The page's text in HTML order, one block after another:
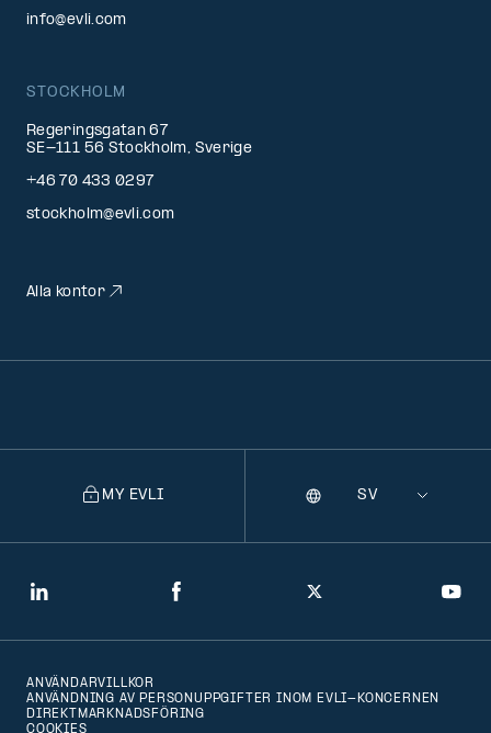
info@evli.com
STOCKHOLM
Regeringsgatan 67
SE-111 56 Stockholm, Sverige
+46 70 433 0297
stockholm@evli.com
Alla kontor
LinkedIn Facebook Twitter
MY EVLI
Selecting
that
Språk
ANVÄNDARVILLKOR
ANVÄNDNING AV PERSONUPPGIFTER INOM EVLI-KONCERNEN
DIREKTMARKNADSFÖRING
COOKIES